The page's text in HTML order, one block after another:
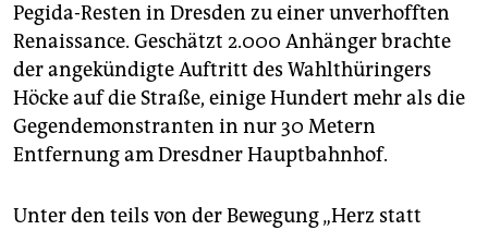
genossenschaft
epaper login
Pegida-Resten in Dresden zu einer unverhofften
Renaissance. Geschätzt 2.000 Anhänger brachte
der angekündigte Auftritt des Wahlthüringers
Höcke auf die Straße, einige Hundert mehr als die
Gegendemonstranten in nur 30 Metern
Entfernung am Dresdner Hauptbahnhof.
Unter den teils von der Bewegung „Herz statt